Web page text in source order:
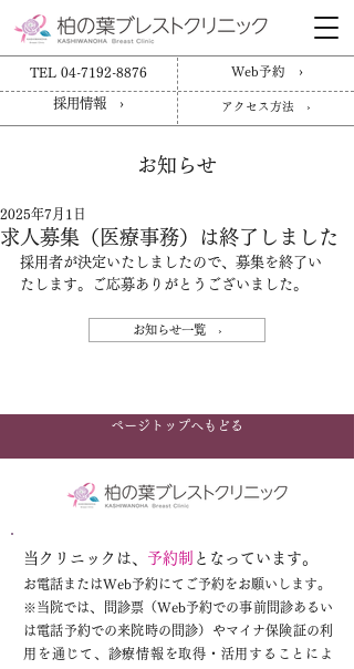
TEL 04-7192-8876 Web予約 ›
採用情報 › アクセス方法 ›
お知らせ
求人募集（医療事務）は終了しました
2025年7月1日
採用者が決定いたしましたので、募集を終了い
たします。ご応募ありがとうございました。
お知らせ一覧 ›
ページトップへもどる
当クリニックは、 予約制 となっています。
お電話またはWeb予約にてご予約をお願いします。
※当院では、問診票（Web予約での事前問診あるい
は電話予約での来院時の問診）やマイナ保険証の利
用を通じて、診療情報を取得・活用することによ